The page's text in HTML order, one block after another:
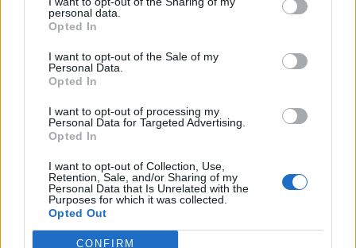
personal data.
Opted In
I want to opt-out of the Sale of my
Personal Data.
Opted In
I want to opt-out of processing my
Personal Data for Targeted Advertising.
Opted In
I want to opt-out of Collection, Use,
Retention, Sale, and/or Sharing of my
Personal Data that Is Unrelated with the
Purposes for which it was collected.
Opted Out
CONFIRM
Klicka här